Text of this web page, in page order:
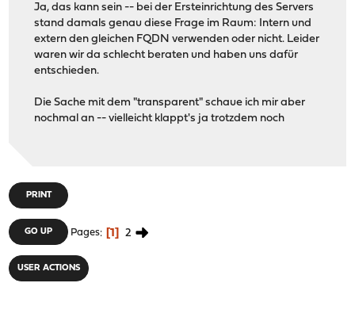
Ja, das kann sein -- bei der Ersteinrichtung des Servers
stand damals genau diese Frage im Raum: Intern und
extern den gleichen FQDN verwenden oder nicht. Leider
waren wir da schlecht beraten und haben uns dafür
entschieden.
Die Sache mit dem "transparent" schaue ich mir aber
nochmal an -- vielleicht klappt's ja trotzdem noch
PRINT
GO UP Pages 1 2
USER ACTIONS